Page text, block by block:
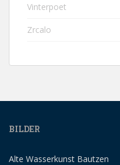
Vinterpoet
Zrcalo
BILDER
Alte Wasserkunst Bautzen